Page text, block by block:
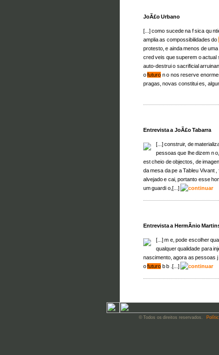
JoÃ£o Urbano
[...] como sucede na f sica qu
amplia as compossibilidades do
protesto, e ainda menos de
cred veis que superem o actual
auto-destrui o sacrificial
ofuturo n o nos reserve
pragas, novas constitui es,
Entrevista a JoÃ£o Tabarra
[...] construir, de
pessoas que lhe dizem n
est cheio de objectos, de
da mesa da pe a Tableu Vivant
alvejado e cai, portanto esse
um guardi o,[...]
Entrevista a HermÃ­nio
[...] m e, pode escolher
qualquer qualidade para
nascimento, agora as pessoas
ofuturo b b .[...]
© Todos os direitos reservados.